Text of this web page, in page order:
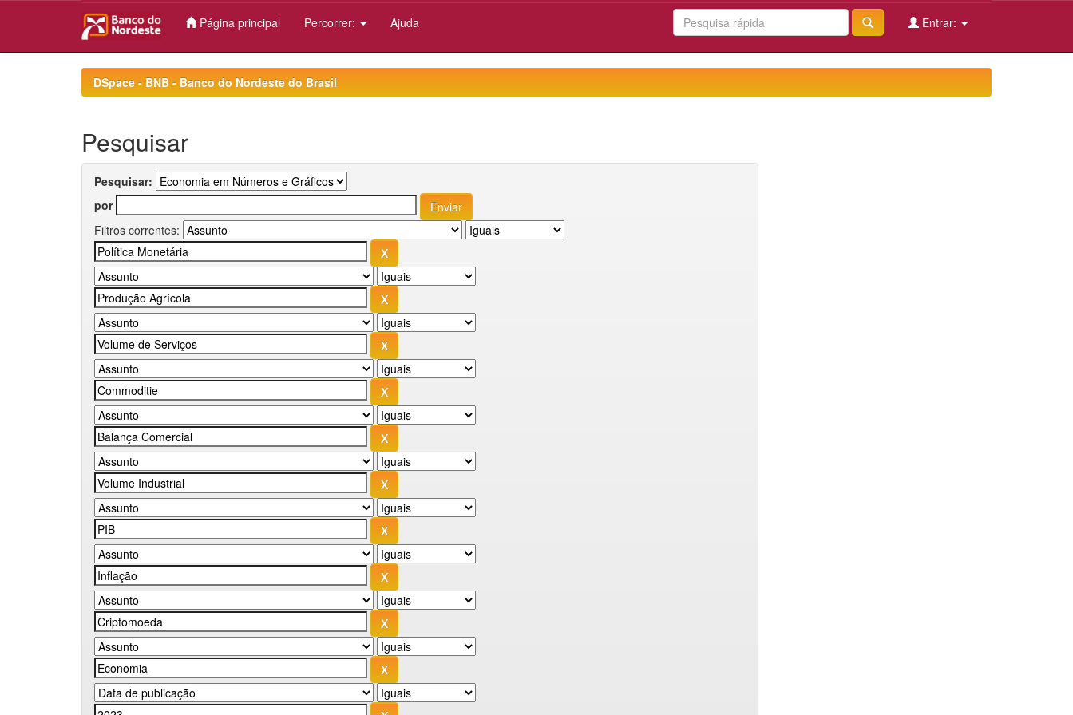
Página principal Percorrer: Ajuda Entrar:
DSpace - BNB - Banco do Nordeste do Brasil
Pesquisar
Pesquisar:
por
Filtros correntes: